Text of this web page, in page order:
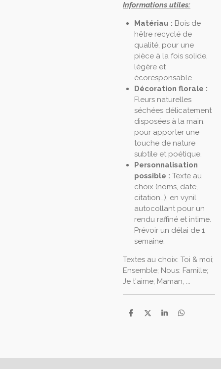
Informations utiles:
Matériau : Bois de
hêtre recyclé de
qualité, pour une
pièce à la fois solide,
légère et
écoresponsable.
Décoration florale :
Fleurs naturelles
séchées délicatement
disposées à la main,
pour apporter une
touche de nature
subtile et poétique.
Personnalisation
possible : Texte au
choix (noms, date,
citation…), en vynil
autocollant pour un
rendu raffiné et intime.
Prévoir un délai de 1
semaine.
Textes au choix: Toi & moi;
Ensemble; Nous: Famille;
Je t'aime; Maman, ...
P
e
P
e
P
e
P
e